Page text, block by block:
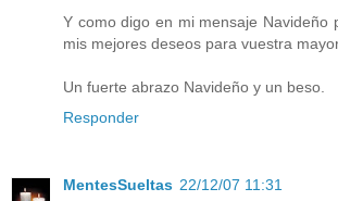
Y como digo en mi mensaje Navideño
mis mejores deseos para vuestra
Un fuerte abrazo Navideño y un beso.
Responder
MentesSueltas 22/12/07 11:31